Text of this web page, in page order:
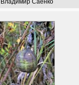
Владимир Саенко